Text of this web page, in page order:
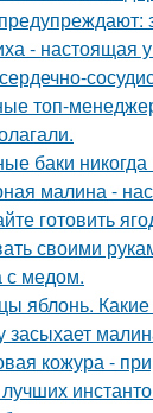
- настоящая
топ-
баки никогда
малина -
готовить
своими
с медом.
яблонь.
засыхает
кожура -